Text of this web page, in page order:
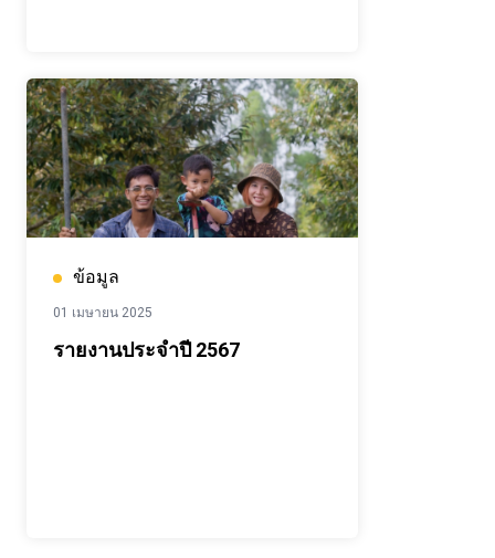
ข้อมูล
01 เมษายน 2025
รายงานประจำปี 2567